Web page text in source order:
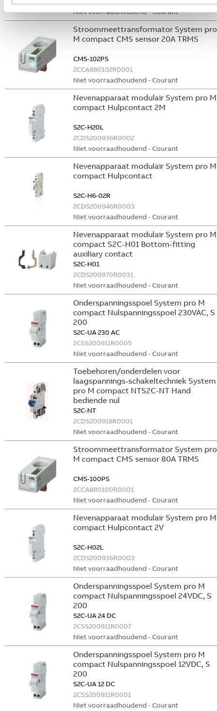
Niet voorraadhoudend - Courant
Stroommeettransformator System pro
M compact CMS sensor 20A TRMS
CMS-102PS
2CCA880102R0001
Niet voorraadhoudend - Courant
Nevenapparaat modulair System pro M
compact Hulpcontact 2M
S2C-H20L
2CDS200936R0002
Niet voorraadhoudend - Courant
Nevenapparaat modulair System pro M
compact Hulpcontact
S2C-H6-02R
2CDS200946R0003
Niet voorraadhoudend - Courant
Nevenapparaat modulair System pro M
compact S2C-H01 Bottom-fitting
auxiliary contact
S2C-H01
2CDS200970R0031
Niet voorraadhoudend - Courant
Onderspanningsspoel System pro M
compact Nulspanningsspoel 230VAC, S
200
S2C-UA 230 AC
2CSS200911R0005
Niet voorraadhoudend - Courant
Toebehoren/onderdelen voor
laagspannings-schakeltechniek System
pro M compact NTS2C-NT Hand
bediende nul
S2C-NT
2CDS200918R0001
Niet voorraadhoudend - Courant
Stroommeettransformator System pro
M compact CMS sensor 80A TRMS
CMS-100PS
2CCA880100R0001
Niet voorraadhoudend - Courant
Nevenapparaat modulair System pro M
compact Hulpcontact 2V
S2C-H02L
2CDS200936R0003
Niet voorraadhoudend - Courant
Onderspanningsspoel System pro M
compact Nulspanningsspoel 24VDC, S
200
S2C-UA 24 DC
2CSS200911R0007
Niet voorraadhoudend - Courant
Onderspanningsspoel System pro M
compact Nulspanningsspoel 12VDC, S
200
S2C-UA 12 DC
2CSS200911R0001
Niet voorraadhoudend - Courant